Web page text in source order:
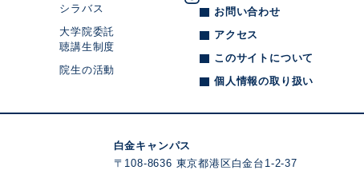
シラバス
大学院委託
聴講生制度
院生の活動
お問い合わせ
アクセス
このサイトについて
個人情報の取り扱い
白金キャンパス
〒108-8636 東京都港区白金台1-2-37